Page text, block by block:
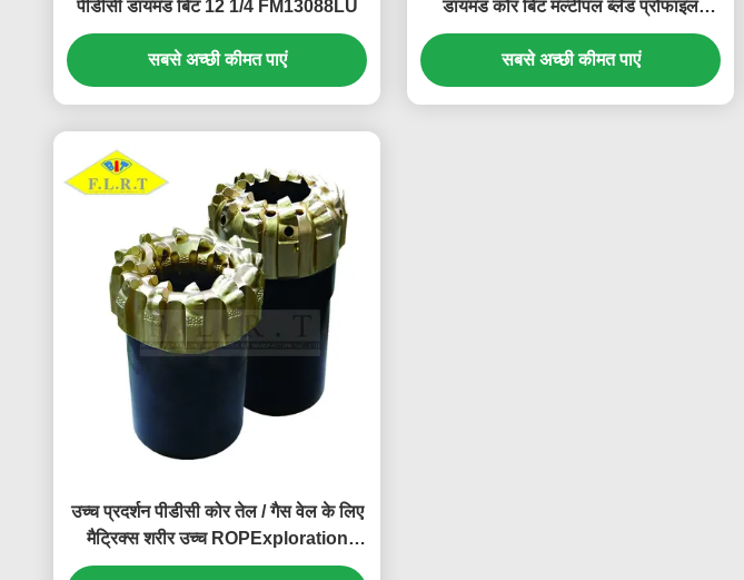
पीडीसी डायमंड बिट 12 1/4 FM13088LU
सबसे अच्छी कीमत पाएं
डायमंड कोर बिट मल्टीपल ब्लेड प्रोफाइल
डिज़ाइन
सबसे अच्छी कीमत पाएं
उच्च प्रदर्शन पीडीसी कोर तेल / गैस वेल के लिए
मैट्रिक्स शरीर उच्च ROPExploration
बिट्स